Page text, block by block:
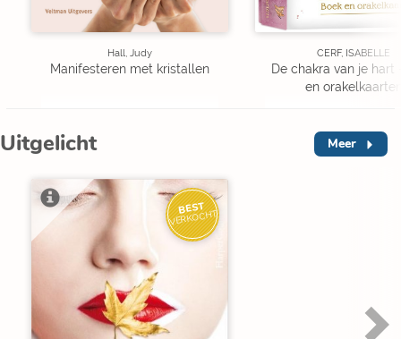
Hall, Judy
Manifesteren met kristallen
CERF, ISABELLE
De chakra van je hart
en
Uitgelicht Meer
BEST
VERKOCHT